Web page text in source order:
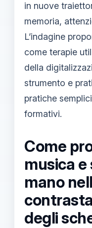
in nuove
memoria,
L’indagine
come terapie
della
strumento e
pratiche
formativi.
Come
musica
mano
degli